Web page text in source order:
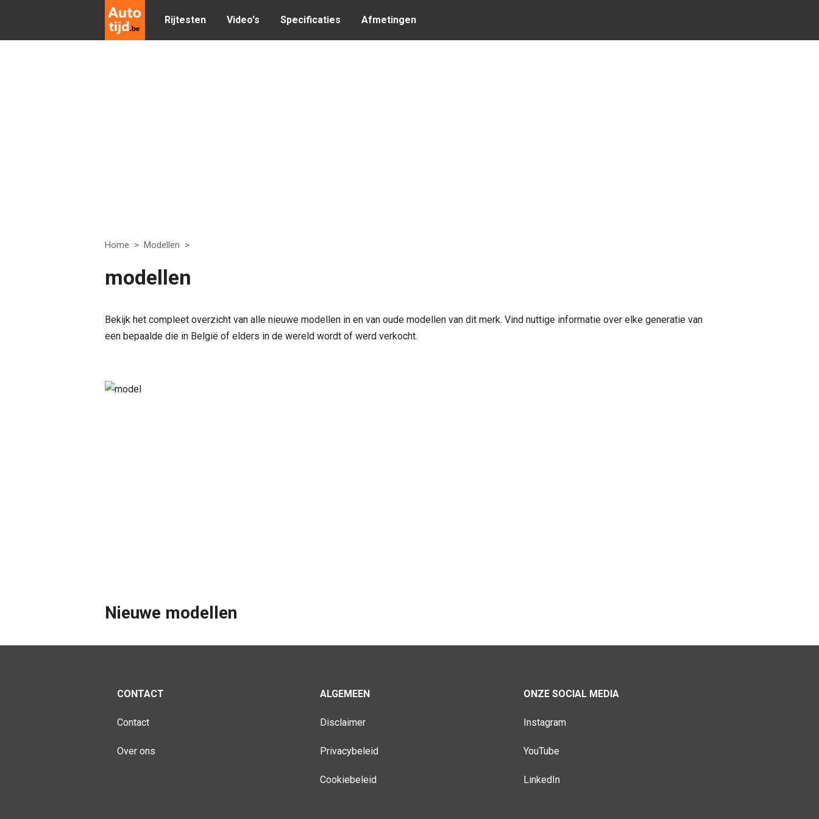
Rijtesten Video's Specificaties Afmetingen
Home > Modellen >
modellen
Bekijk het compleet overzicht van alle nieuwe modellen in en van oude modellen van dit merk. Vind nuttige informatie over elke generatie van
een bepaalde die in België of elders in de wereld wordt of werd verkocht.
Nieuwe modellen
CONTACT
Contact
Over ons
ALGEMEEN
Disclaimer
Privacybeleid
Cookiebeleid
ONZE SOCIAL MEDIA
Instagram
YouTube
LinkedIn